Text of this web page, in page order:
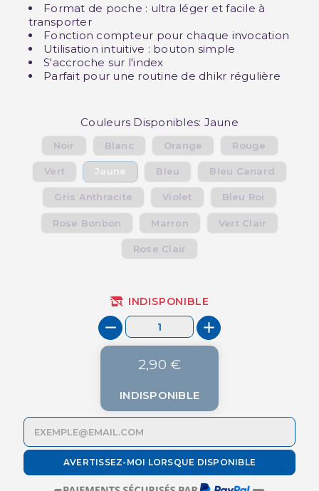
Format de poche : ultra léger et facile à
transporter
Fonction compteur pour chaque invocation
Utilisation intuitive : bouton simple
S'accroche sur l'index
Parfait pour une routine de dhikr régulière
Couleurs Disponibles: Jaune
Noir Blanc Orange Rouge
Vert Jaune Bleu Bleu Canard
Gris Anthracite Violet Bleu Roi
Rose Bonbon Marron Vert Clair
Rose Clair
INDISPONIBLE
2,90 €
INDISPONIBLE
AVERTISSEZ-MOI LORSQUE DISPONIBLE